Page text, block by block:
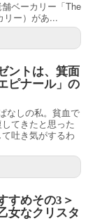
ベーカリー「The
リー）があ...
ントは、箕面
ピナール」の
なしの私。貧血で
てきたと思った
吐き気がするわ
すめその3＞
女なクリスタ